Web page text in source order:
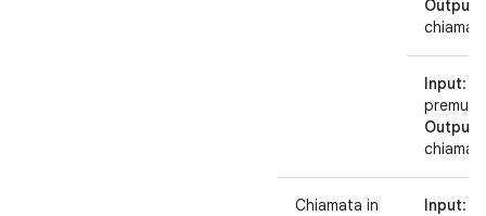
Output
Input:
premuto
Output
Chiamata in
Input: